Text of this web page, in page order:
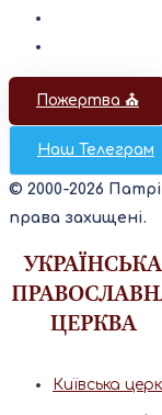
Пожертва ⛪️
Наш Телеграм
© 2000-2026
права захищені.
Київська